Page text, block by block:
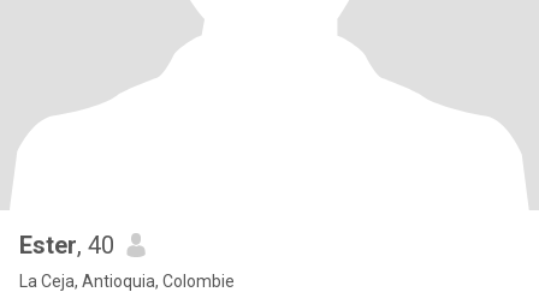
Ester, 40
La Ceja, Antioquia, Colombie